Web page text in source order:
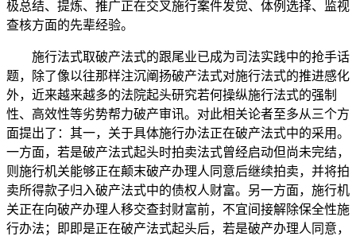
极总结、提炼、推广正在交叉施行案件发觉、体例选择、监视
查核方面的先辈经验。
施行法式取破产法式的跟尾业已成为司法实践中的抢手话
题，除了像以往那样注沉阐扬破产法式对施行法式的推进感化
外，近来越来越多的法院起头研究若何操纵施行法式的强制
性、高效性等劣势帮力破产审讯。对此相关论者至多从三个方
面提出了：其一，关于具体施行办法正在破产法式中的采用。
一方面，若是破产法式起头时拍卖法式曾经启动但尚未完结，
则施行机关能够正在颠末破产办理人同意后继续拍卖，并将拍
卖所得款子归入破产法式中的债权人财富。另一方面，施行机
关正在向破产办理人移交查封财富前，不宜间接解除保全性施
行办法；即即是正在破产法式起头后，若是破产办理人同意，